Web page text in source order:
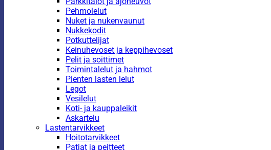
Pehmolelut
Nuket ja nukenvaunut
Nukkekodit
Potkuttelijat
Keinuhevoset ja keppihevoset
Pelit ja soittimet
Toimintalelut ja hahmot
Pienten lasten lelut
Legot
Vesilelut
Koti- ja kauppaleikit
Askartelu
Lastentarvikkeet
Hoitotarvikkeet
Patjat ja peitteet